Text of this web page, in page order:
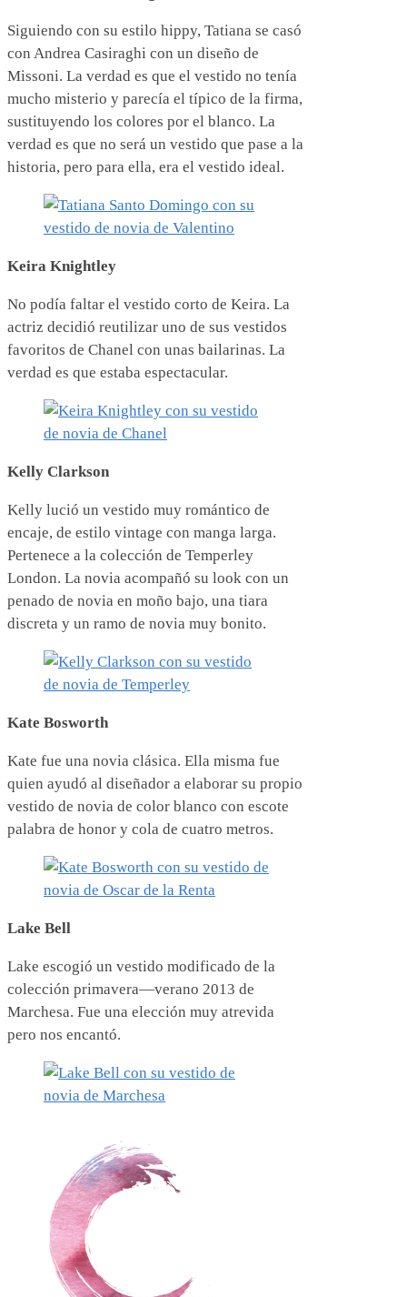
Siguiendo con su estilo hippy, Tatiana se casó
con Andrea Casiraghi con un diseño de
Missoni. La verdad es que el vestido no tenía
mucho misterio y parecía el típico de la firma,
sustituyendo los colores por el blanco. La
verdad es que no será un vestido que pase a la
historia, pero para ella, era el vestido ideal.
Keira Knightley
No podía faltar el vestido corto de Keira. La
actriz decidió reutilizar uno de sus vestidos
favoritos de Chanel con unas bailarinas. La
verdad es que estaba espectacular.
Kelly Clarkson
Kelly lució un vestido muy romántico de
encaje, de estilo vintage con manga larga.
Pertenece a la colección de Temperley
London. La novia acompañó su look con un
penado de novia en moño bajo, una tiara
discreta y un ramo de novia muy bonito.
Kate Bosworth
Kate fue una novia clásica. Ella misma fue
quien ayudó al diseñador a elaborar su propio
vestido de novia de color blanco con escote
palabra de honor y cola de cuatro metros.
Lake Bell
Lake escogió un vestido modificado de la
colección primavera—verano 2013 de
Marchesa. Fue una elección muy atrevida
pero nos encantó.